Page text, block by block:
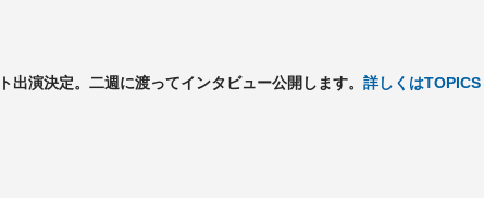
演決定。二週に渡ってインタビュー公開します。 詳しくはTOPICS